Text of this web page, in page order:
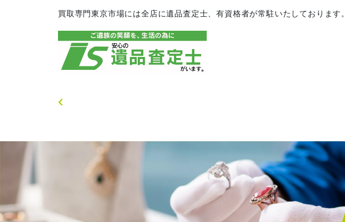
買取専門東京市場には全店に遺品査定士、有資格者が常駐いたしております。